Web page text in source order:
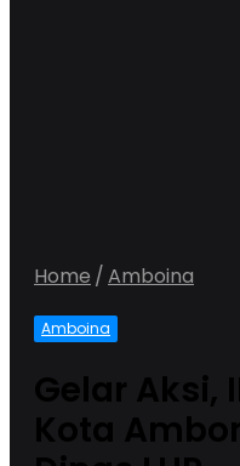
Home /Amboina
Amboina
Gelar Aksi,
Kota